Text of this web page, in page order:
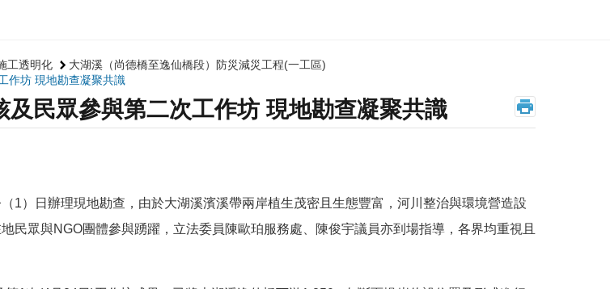
工透明化
大湖溪（尚德橋至逸仙橋段）防災減災工程(一工區)
作坊 現地勘查凝聚共識
及民眾參與第二次工作坊 現地勘查凝聚共識
1）日辦理現地勘查，由於大湖溪濱溪帶兩岸植生茂密且生態豐富，河川整治與環境營造設
民眾與NGO團體參與踴躍，立法委員陳歐珀服務處、陳俊宇議員亦到場指導，各界均重視且